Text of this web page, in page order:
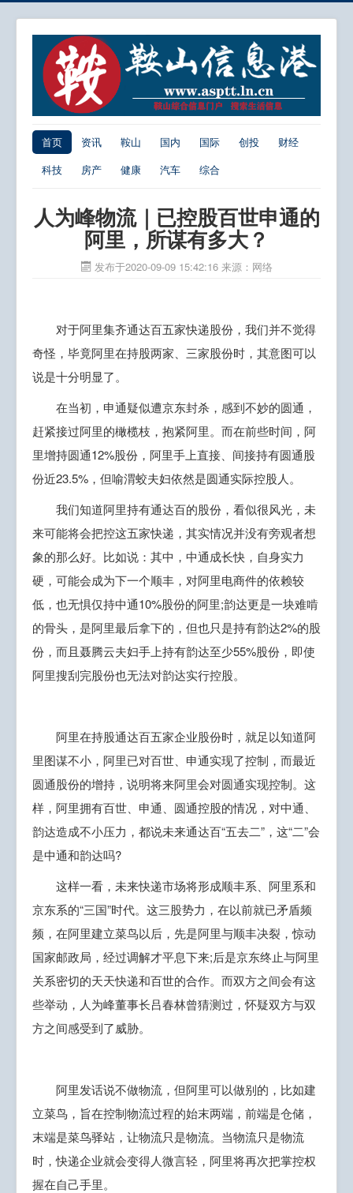
首页 资讯 鞍山 国内 国际 创投
财经
科技
房产 健康 汽车 综合
人为峰物流｜已控股百世申通的
阿里，所谋有多大？
发布于2020-09-09 15:42:16 来源：网络
对于阿里集齐通达百五家快递股份，我们并不觉得
奇怪，毕竟阿里在持股两家、三家股份时，其意图可以
说是十分明显了。
在当初，申通疑似遭京东封杀，感到不妙的圆通，
赶紧接过阿里的橄榄枝，抱紧阿里。而在前些时间，阿
里增持圆通12%股份，阿里手上直接、间接持有圆通股
份近23.5%，但喻渭蛟夫妇依然是圆通实际控股人。
我们知道阿里持有通达百的股份，看似很风光，未
来可能将会把控这五家快递，其实情况并没有旁观者想
象的那么好。比如说：其中，中通成长快，自身实力
硬，可能会成为下一个顺丰，对阿里电商件的依赖较
低，也无惧仅持中通10%股份的阿里;韵达更是一块难啃
的骨头，是阿里最后拿下的，但也只是持有韵达2%的股
份，而且聂腾云夫妇手上持有韵达至少55%股份，即使
阿里搜刮完股份也无法对韵达实行控股。
阿里在持股通达百五家企业股份时，就足以知道阿
里图谋不小，阿里已对百世、申通实现了控制，而最近
圆通股份的增持，说明将来阿里会对圆通实现控制。这
样，阿里拥有百世、申通、圆通控股的情况，对中通、
韵达造成不小压力，都说未来通达百“五去二”，这“二”会
是中通和韵达吗?
这样一看，未来快递市场将形成顺丰系、阿里系和
京东系的“三国”时代。这三股势力，在以前就已矛盾频
频，在阿里建立菜鸟以后，先是阿里与顺丰决裂，惊动
国家邮政局，经过调解才平息下来;后是京东终止与阿里
关系密切的天天快递和百世的合作。而双方之间会有这
些举动，人为峰董事长吕春林曾猜测过，怀疑双方与双
方之间感受到了威胁。
阿里发话说不做物流，但阿里可以做别的，比如建
立菜鸟，旨在控制物流过程的始末两端，前端是仓储，
末端是菜鸟驿站，让物流只是物流。当物流只是物流
时，快递企业就会变得人微言轻，阿里将再次把掌控权
握在自己手里。